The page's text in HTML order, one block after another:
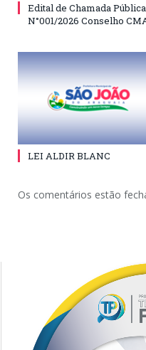
Edital de Chamada Pública
N°001/2026 Conselho
LEI ALDIR BLANC
Os comentários estão